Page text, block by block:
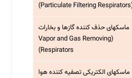
(Particulate
ماسکهای حذف کننده گازها و بخارات
(Vapor and Gas Removing
Respirators)
ماسکهای الکتریکی تصفیه کننده هوا